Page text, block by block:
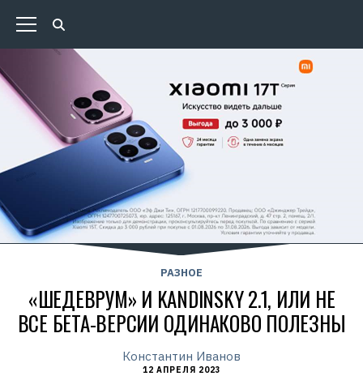
РАЗНОЕ
«ШЕДЕВРУМ» И KANDINSKY 2.1, ИЛИ НЕ
ВСЕ БЕТА-ВЕРСИИ ОДИНАКОВО ПОЛЕЗНЫ
Константин Иванов
12 АПРЕЛЯ 2023